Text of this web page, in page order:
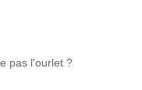
pas l'ourlet ?